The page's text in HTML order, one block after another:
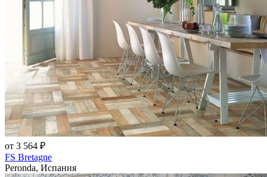
от 3 564 ₽
FS Bretagne
Peronda, Испания